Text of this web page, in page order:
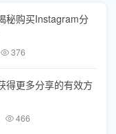
秘购买Instagram分
376
得更多分享的有效方
466